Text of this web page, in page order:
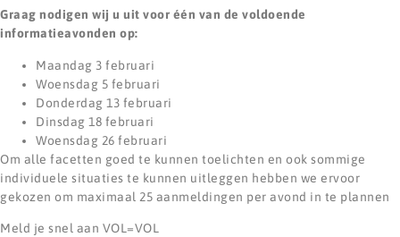
Graag nodigen wij u uit voor één van de voldoende
informatieavonden op:
Maandag 3 februari
Woensdag 5 februari
Donderdag 13 februari
Dinsdag 18 februari
Woensdag 26 februari
Om alle facetten goed te kunnen toelichten en ook sommige
individuele situaties te kunnen uitleggen hebben we ervoor
gekozen om maximaal 25 aanmeldingen per avond in te plannen
Meld je snel aan VOL=VOL